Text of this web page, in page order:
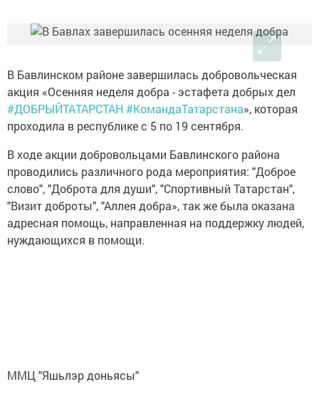
В Бавлинском районе завершилась добровольческая
акция «Осенняя неделя добра - эстафета добрых дел
#ДОБРЫЙТАТАРСТАН #КомандаТатарстана», которая
проходила в республике с 5 по 19 сентября.
В ходе акции добровольцами Бавлинского района
проводились различного рода мероприятия: "Доброе
слово", "Доброта для души", "Спортивный Татарстан",
"Визит доброты", "Аллея добра», так же была оказана
адресная помощь, направленная на поддержку людей,
нуждающихся в помощи.
ММЦ "Яшьлэр доньясы"